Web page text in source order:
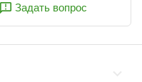
Задать вопрос